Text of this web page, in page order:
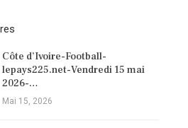
Côte d’Ivoire-Football-
lepays225.net-Vendredi 15 mai
2026-…
Mai 15, 2026